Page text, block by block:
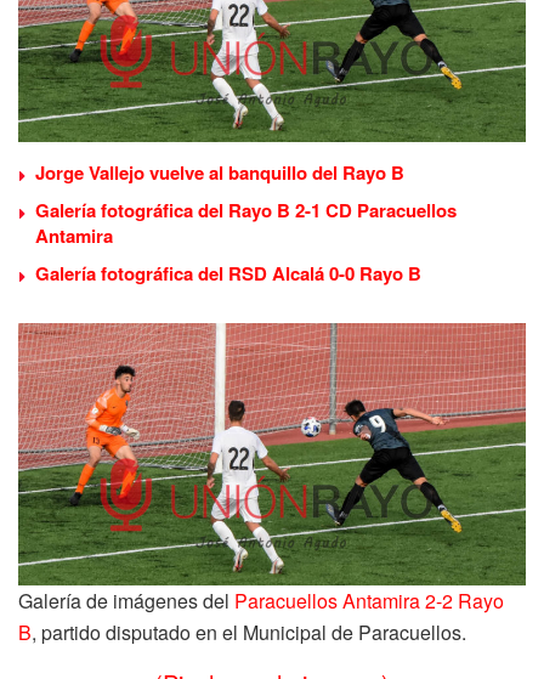
Jorge Vallejo vuelve al banquillo del Rayo B
Galería fotográfica del Rayo B 2-1 CD Paracuellos
Antamira
Galería fotográfica del RSD Alcalá 0-0 Rayo B
Galería de imágenes del Paracuellos Antamira 2-2 Rayo
B, partido disputado en el Municipal de Paracuellos.